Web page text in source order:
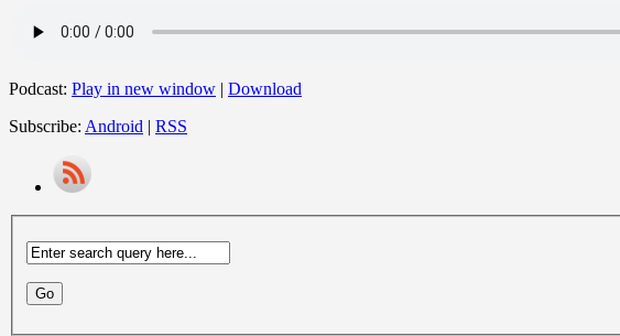
Podcast: Play in new window | Download
Subscribe: Android | RSS